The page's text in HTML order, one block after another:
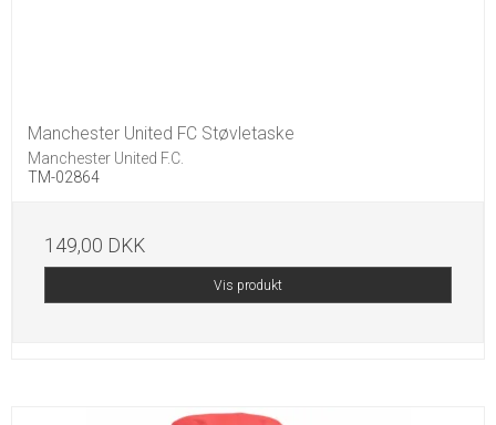
Manchester United FC Støvletaske
Manchester United F.C.
TM-02864
149,00 DKK
Vis produkt